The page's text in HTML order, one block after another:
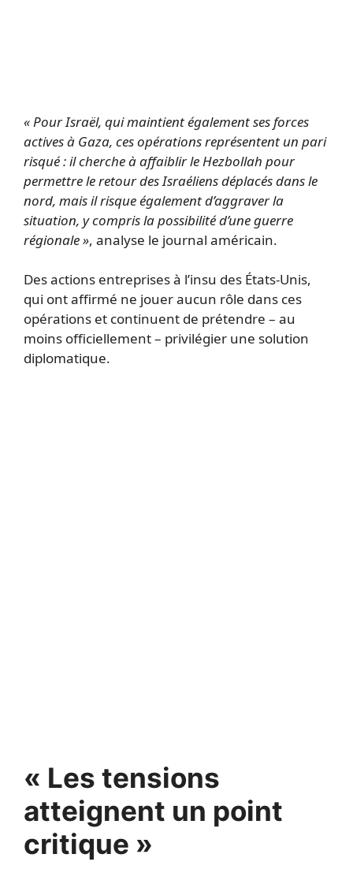
« Pour Israël, qui maintient également ses forces
actives à Gaza, ces opérations représentent un pari
risqué : il cherche à affaiblir le Hezbollah pour
permettre le retour des Israéliens déplacés dans le
nord, mais il risque également d’aggraver la
situation, y compris la possibilité d’une guerre
régionale », analyse le journal américain.
Des actions entreprises à l’insu des États-Unis,
qui ont affirmé ne jouer aucun rôle dans ces
opérations et continuent de prétendre – au
moins officiellement – privilégier une solution
diplomatique.
« Les tensions
atteignent un point
critique »